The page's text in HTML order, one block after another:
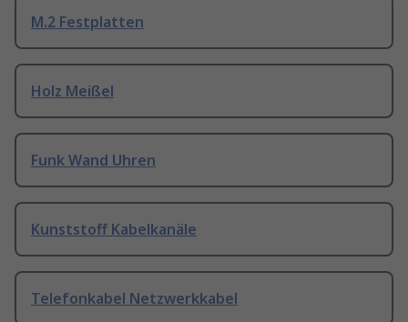
M.2 Festplatten
Holz Meißel
Funk Wand Uhren
Kunststoff Kabelkanäle
Telefonkabel Netzwerkkabel